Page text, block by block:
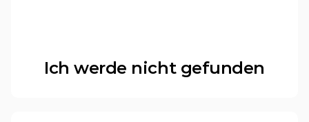
Ich werde nicht gefunden